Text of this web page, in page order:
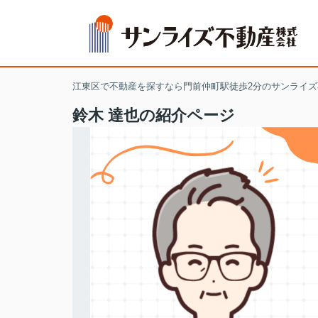
江東区で不動産を探すなら門前仲町駅徒歩2分のサンライ
鈴木 達也の紹介ページ